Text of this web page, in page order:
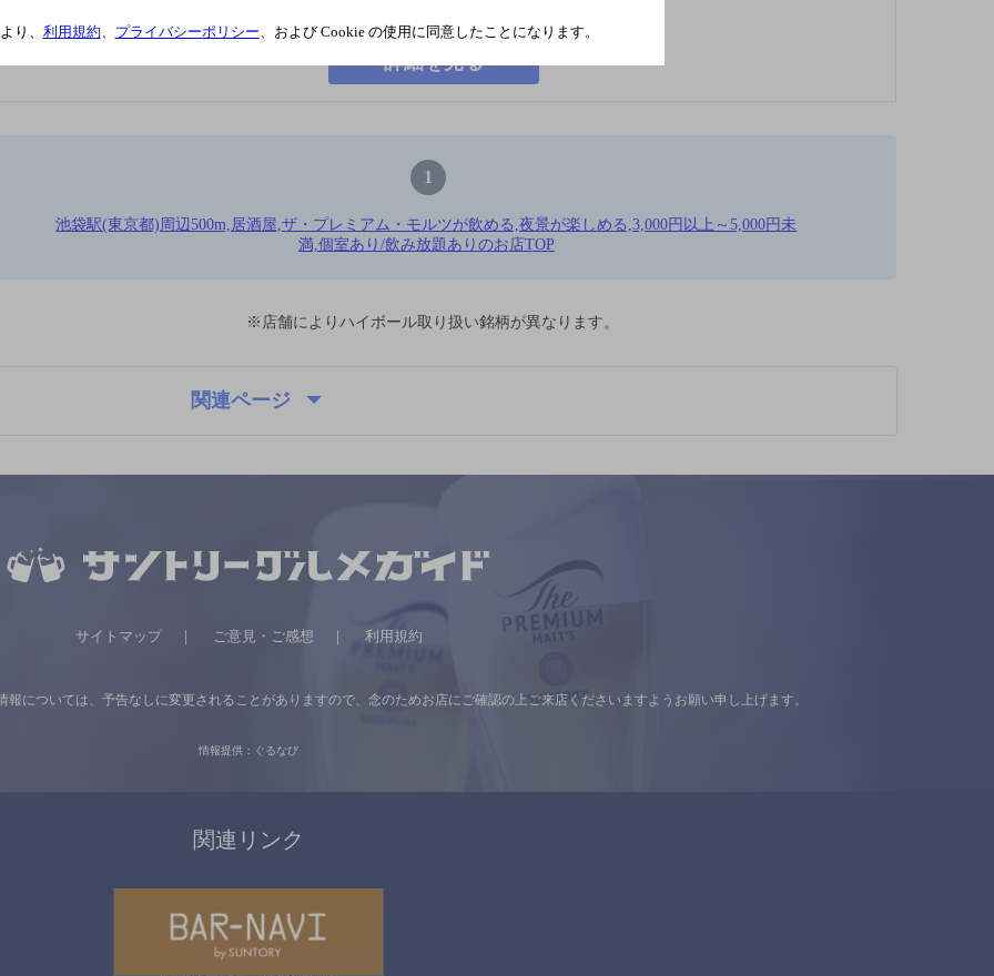
詳細を見る
1
池袋駅(東京都)周辺500m,居酒屋,ザ・プレミアム・モルツが飲める,夜景が楽しめる,3,000円以上～5,000円未
満,個室あり/飲み放題ありのお店TOP
※店舗によりハイボール取り扱い銘柄が異なります。
関連ページ
サイトマップ ご意見・ご感想 利用規約
については、 予告なしに変更されることがありますので、 念のためお店にご確認の上ご来店くださいますようお願い申し上げます。
情報提供：ぐるなび
関連リンク
り、 利用規約、 プライバシーポリシー、および Cookie の使用に同意したことになります。